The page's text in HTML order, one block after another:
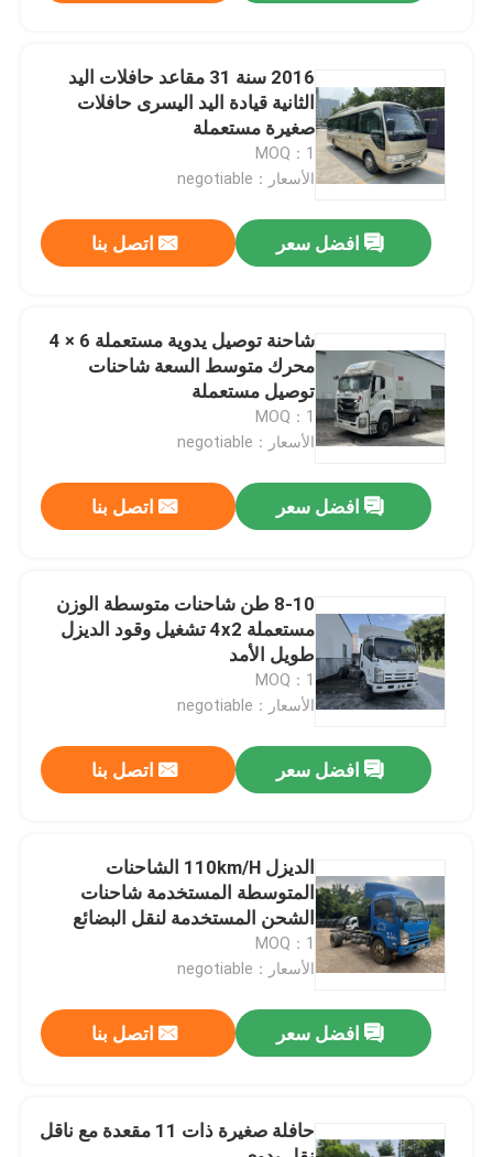
المنزل
فيديوهات
معلومات عنا
رقابة جودة
أخبار
اطلب اقتباس
2016 سنة 31 مقاعد حافلات اليد
الثانية قيادة اليد اليسرى حافلات
صغيرة مستعملة
MOQ：1
الأسعار：negotiable
افضل سعر اتصل بنا
شاحنة توصيل يدوية مستعملة 6 × 4
محرك متوسط السعة شاحنات
توصيل مستعملة
MOQ：1
الأسعار：negotiable
افضل سعر اتصل بنا
8-10 طن شاحنات متوسطة الوزن
مستعملة 4x2 تشغيل وقود الديزل
طويل الأمد
MOQ：1
الأسعار：negotiable
افضل سعر اتصل بنا
الديزل 110km/H الشاحنات
المتوسطة المستخدمة شاحنات
الشحن المستخدمة لنقل البضائع
MOQ：1
الأسعار：negotiable
افضل سعر اتصل بنا
حافلة صغيرة ذات 11 مقعدة مع ناقل